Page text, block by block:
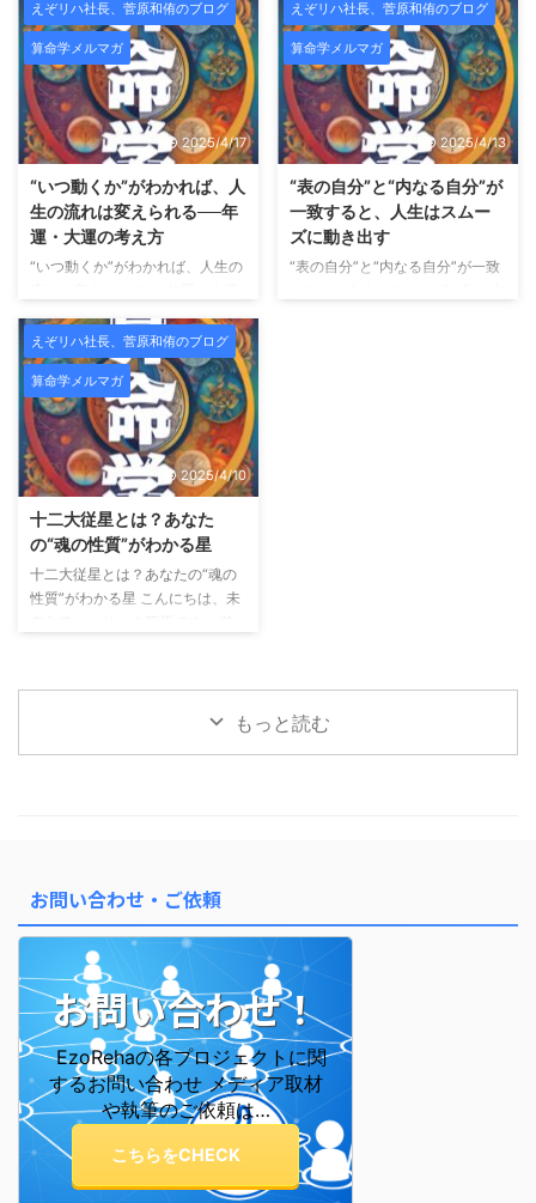
HAYIMビューティサロンでは、
新メニュー導入および施術データ
収集のため、期間限定のモニター
様を募集いたします。 HAYIMは
「一時的な変化ではなく、肌その
ものを変えていくこと」をコンセ
プトにした、結果重視のビューテ
ィーサロンです。 HAYIMビュー
ティサロンとは？ HAYIMビュー
ティサロンは、理学療法士として
身体構造を熟知した代表が監修
し、CURAIMという韓国美容と医
ルケアを提供しています。
肌
...
囲から「すごいですね」と言われ
るようになる。 こういう時、人
は無意識のうちに「自分は正し
い」「自分はうまくやっている」
と思い始めます。 そして不思議
なことに、一番大切だったはずの
声が、聞こえなくなっていく。
師匠の言葉。昔お世話になった人
の助言。厳しくも愛のあるフィー
ドバック。 それらが「うるさい
もの」「古い価値観」「今の自分
には合わないもの」に見え始め
えぞリハ社長、菅原和侑のブログ
算命学メルマガ
2025/4/17
“いつ動くか”がわかれば、人
生の流れは変えられる──年
運・大運の考え方
“いつ動くか”がわかれば、人生の
の考え方 こんにちは、未来占略
コンサルの菅原です。 これまで
のメルマガでは、 「自分の宿
命」や「星の組み合わせ」を通し
て、 “どんな自分か”を知る方法を
お届けしてきました。 今回はそ
こから一歩踏み込み、「いつ動く
か？」という、 人生のタイミン
グの読み方＝運勢のリズムについ
てご紹介します。 運勢には“波”が
ある 算命学では、運の流れを大
きく2つに分けて見ます。 年運
（ねんうん）： 1年ごとのテー
えぞリハ社長、菅原和侑のブログ
算命学メルマガ
2025/4/13
“表の自分”と“内なる自分”が
一致すると、人生はスムー
ズに動き出す
“表の自分”と“内なる自分”が一致
えぞリハ社長、菅原和侑のブログ
算命学メルマガ
2025/4/10
十二大従星とは？あなた
の“魂の性質”がわかる星
十二大従星とは？あなたの“魂の
性質”がわかる星 こんにちは、未
行動パターンが変わるというお話
をしました。 今回はさらに深
表しています。 これが「十二大
従星」です。 この星を知ると、
なぜ自分はこう感じやすいのか ...
もっと読む
お問い合わせ・ご依頼
お問い合わせ！
EzoRehaの各プロジェクトに関
するお問い合わせ メディア取材
や執筆のご依頼は…
こちらをCHECK